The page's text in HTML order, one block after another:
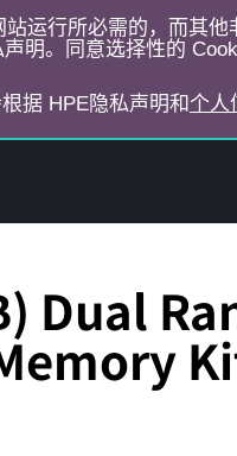
运行所必需的，而其
明。同意选择性的
据 HPE隐私声明和 个人
Dual